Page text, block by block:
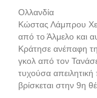
Ολλανδία
Κώστας Λάμπρου
από το Άλμελο και
Κράτησε ανέπαφη
γκολ από τον
τυχούσα
βρίσκεται στην 9η